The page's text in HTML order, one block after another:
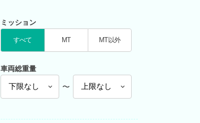
ミッション
すべて MT MT以外
車両総重量
〜